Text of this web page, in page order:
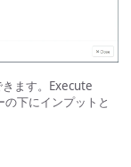
ます。Execute
の下にインプットと